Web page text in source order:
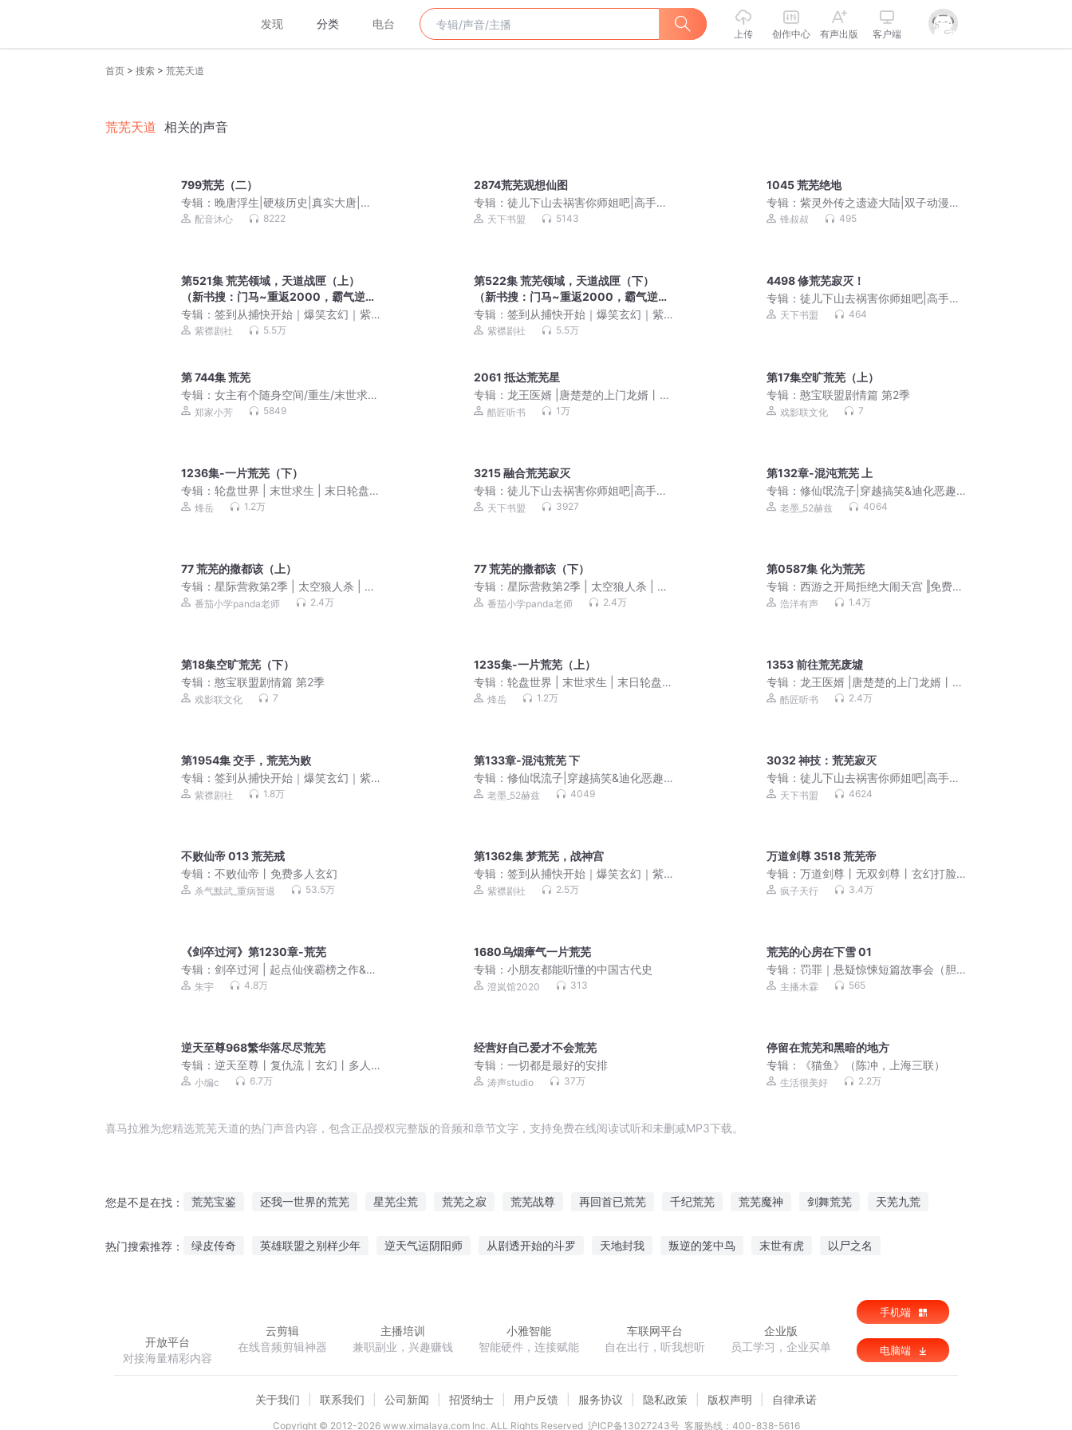
发现 分类 电台
上传 创作中心 有声出版 客户端
首页 > 搜索 > 荒芜天道
荒芜天道 相关的声音
799荒芜（二）
专辑： 晚唐浮生|硬核历史|真实大唐|乱
世求生|VIP免费
配音沐心 8222
2874荒芜观想仙图
专辑：徒儿下山去祸害你师姐吧|高手下
山，我有九个无敌师父
天下书盟 5143
1045 荒芜绝地
专辑：紫灵外传之遗迹大陆|双子动漫著|
锋叔叔演播
锋叔叔 495
第521集 荒芜领域，天道战匣（上）
（新书搜：门马~重返2000，霸气逆
袭）
专辑： 签到从捕快开始｜爆笑玄幻｜紫
襟剧社多人有声剧
紫襟剧社 5.5万
第522集 荒芜领域，天道战匣（下）
（新书搜：门马~重返2000，霸气逆
袭）
专辑：签到从捕快开始｜爆笑玄幻｜紫
襟剧社多人有声剧
紫襟剧社 5.5万
4498 修荒芜寂灭！
专辑：徒儿下山去祸害你师姐吧|高手下
山，我有九个无敌师父
天下书盟 464
第 744集 荒芜
专辑： 女主有个随身空间/重生/末世求
生/囤货/天灾/多人
郑家小芳 5849
2061 抵达荒芜星
专辑：龙王医婿 |唐楚楚的上门龙婿丨精
品大多播
酷匠听书 1万
第17集空旷荒芜（上）
专辑：憨宝联盟剧情篇 第2季
戏影联文化 7
1236集-一片荒芜（下）
专辑： 轮盘世界 | 末世求生 | 末日轮盘 |
烽岳演播 | 丧失危机 | 轮盘抽奖 | 生存策
烽岳 1.2万
3215 融合荒芜寂灭
专辑：徒儿下山去祸害你师姐吧|高手下
山，我有九个无敌师父
天下书盟 3927
第132章-混沌荒芜 上
专辑：修仙氓流子|穿越搞笑&迪化恶趣
味|小县令同作者|泡泡出品
老墨_52赫兹 4064
77 荒芜的撒都该（上）
专辑： 星际营救第2季 | 太空狼人杀 | 逻
辑思维 | 悬疑烧脑
番茄小学panda老师 2.4万
77 荒芜的撒都该（下）
专辑：星际营救第2季 | 太空狼人杀 | 逻
辑思维 | 悬疑烧脑
番茄小学panda老师 2.4万
第0587集 化为荒芜
专辑：西游之开局拒绝大闹天宫 ‖免费多
播‖玄幻搞笑‖音效
浩洋有声 1.4万
第18集空旷荒芜（下）
专辑： 憨宝联盟剧情篇 第2季
戏影联文化 7
1235集-一片荒芜（上）
专辑：轮盘世界 | 末世求生 | 末日轮盘 |
烽岳演播 | 丧失危机 | 轮盘抽奖 | 生存策
烽岳 1.2万
1353 前往荒芜废墟
专辑：龙王医婿 |唐楚楚的上门龙婿丨精
品大多播
酷匠听书 2.4万
第1954集 交手，荒芜为败
专辑： 签到从捕快开始｜爆笑玄幻｜紫
襟剧社多人有声剧
紫襟剧社 1.8万
第133章-混沌荒芜 下
专辑：修仙氓流子|穿越搞笑&迪化恶趣
味|小县令同作者|泡泡出品
老墨_52赫兹 4049
3032 神技：荒芜寂灭
专辑：徒儿下山去祸害你师姐吧|高手下
山，我有九个无敌师父
天下书盟 4624
不败仙帝 013 荒芜戒
专辑： 不败仙帝丨免费多人玄幻
杀气黩武_重病暂退 53.5万
第1362集 梦荒芜，战神宫
专辑：签到从捕快开始｜爆笑玄幻｜紫
襟剧社多人有声剧
紫襟剧社 2.5万
万道剑尊 3518 荒芜帝
专辑：万道剑尊丨无双剑尊丨玄幻打脸
修真爽文丨打死都要钱原著丨多人有声
疯子天行 3.4万
《剑卒过河》第1230章-荒芜
专辑： 剑卒过河 | 起点仙侠霸榜之作&朱
宇演播丨有声剧
朱宇 4.8万
1680乌烟瘴气一片荒芜
专辑：小朋友都能听懂的中国古代史
澄岚馆2020 313
荒芜的心房在下雪 01
专辑：罚罪｜悬疑惊悚短篇故事会（胆
小勿入）
主播木霖 565
逆天至尊968繁华落尽尽荒芜
专辑： 逆天至尊丨复仇流丨玄幻丨多人
有声剧
小编c 6.7万
经营好自己爱才不会荒芜
专辑：一切都是最好的安排
涛声studio 37万
停留在荒芜和黑暗的地方
专辑：
《猫鱼》（陈冲，上海三联）
生活很美好 2.2万
喜马拉雅为您精选荒芜天道的热门声音内容，包含正品授权完整版的音频和章节文字，支持免费在线阅读试听和未删减MP3下载。
您是不是在找： 荒芜宝鉴 还我一世界的荒芜 星芜尘荒 荒芜之寂 荒芜战尊 再回首已荒芜 千纪荒芜 荒芜魔神 剑舞荒芜 天芜九荒
热门搜索推荐： 绿皮传奇 英雄联盟之别样少年 逆天气运阴阳师 从剧透开始的斗罗 天地封我 叛逆的笼中鸟 末世有虎 以尸之名
开放平台
对接海量精彩内容
云剪辑
在线音频剪辑神器
主播培训
兼职副业，兴趣赚钱
小雅智能
智能硬件，连接赋能
车联网平台
自在出行，听我想听
企业版
员工学习，企业买单
手机端
电脑端
关于我们 联系我们 公司新闻 招贤纳士 用户反馈 服务协议 隐私政策 版权声明 自律承诺
Copyright © 2012-2026www.ximalaya.com lnc. ALL Rights Reserved 沪ICP备13027243号 客服热线：400-838-5616